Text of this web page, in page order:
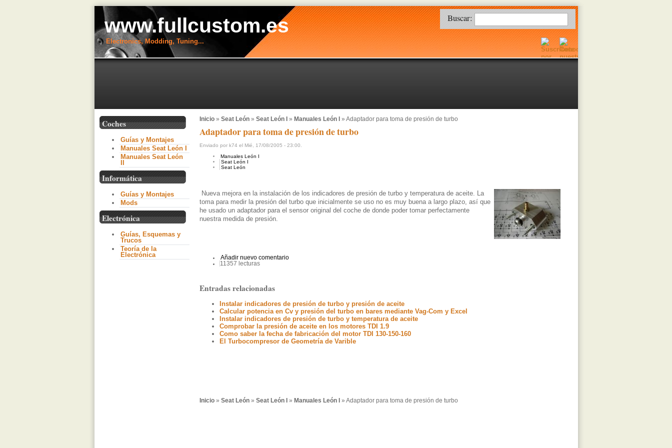
www.fullcustom.es
Electronics, Modding, Tuning...
Buscar:
Coches
Guías y Montajes
Manuales Seat León I
Manuales Seat León
Informática
Guías y Montajes
Mods
Electrónica
Guías, Esquemas y
Trucos
Teoría de la
Electrónica
Inicio» Seat León» Seat León I » Manuales León I » Adaptador para toma de presión de turbo
Adaptador para toma de presión de turbo
Enviado por k74 el Mié, 17/08/2005 - 23:00.
Manuales León I
Seat León I
Seat León
Nueva mejora en la instalación de los indicadores de presión de turbo y temperatura de aceite. La
toma para medir la presión del turbo que inicialmente se uso no es muy buena a largo plazo, así que
he usado un adaptador para el sensor original del coche de donde poder tomar perfectamente
nuestra medida de presión.
Añadir nuevo comentario
11357 lecturas
Entradas relacionadas
Instalar indicadores de presión de turbo y presión de aceite
Calcular potencia en Cv y presión del turbo en bares mediante Vag-Com y Excel
Instalar indicadores de presión de turbo y temperatura de aceite
Comprobar la presión de aceite en los motores TDI 1.9
Como saber la fecha de fabricación del motor TDI 130-150-160
El Turbocompresor de Geometría de Varible
Inicio» Seat León» Seat León I » Manuales León I » Adaptador para toma de presión de turbo